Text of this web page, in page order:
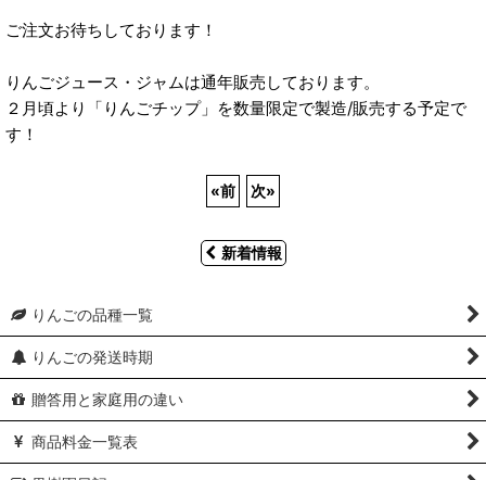
ご注文お待ちしております！
りんごジュース・ジャムは通年販売しております。
２月頃より「りんごチップ」を数量限定で製造/販売する予定で
す！
«前 次»
新着情報
りんごの品種一覧
りんごの発送時期
贈答用と家庭用の違い
商品料金一覧表